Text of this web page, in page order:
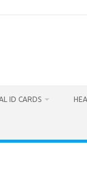
ID CARDS